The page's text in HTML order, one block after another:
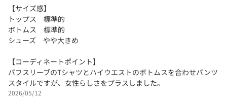
【サイズ感】
トップス 標準的
ボトムス 標準的
シューズ やや大きめ
【コーディネートポイント】
パフスリーブのTシャツとハイウエストのボトムスを合わせパンツ
スタイルですが、女性らしさをプラスしました。
2026/05/12